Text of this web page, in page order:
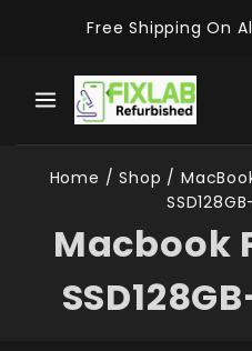
Free Shipping On
Home / Shop /
Macbook